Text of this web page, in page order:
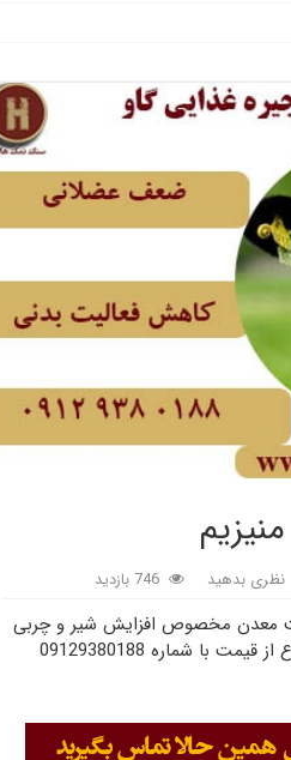
نظری بدهید 746 بازدید
معدن مخصوص افزایش شیر و چربی
گاو . برای خرید سنگ نمک گاوی درجه یک بدون منیزیم و اطلاع از قیمت با شماره 09129380188